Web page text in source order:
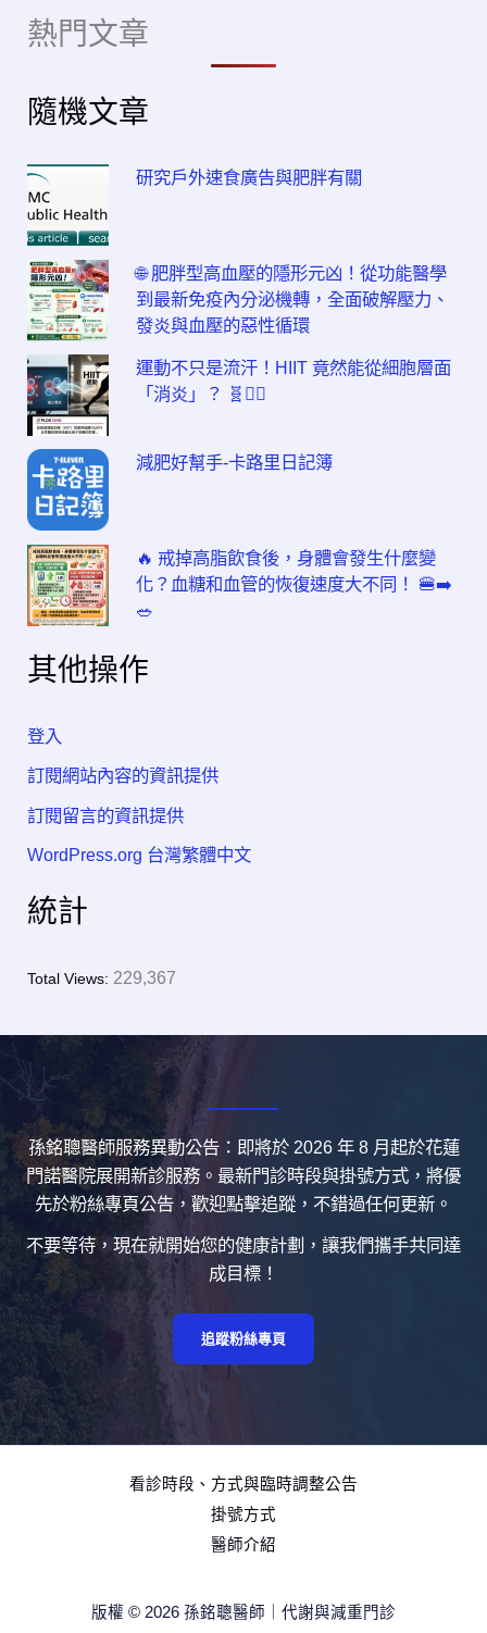
熱門文章
隨機文章
研究戶外速食廣告與肥胖有關
🌐 肥胖型高血壓的隱形元凶！從功能醫學
到最新免疫內分泌機轉，全面破解壓力、
發炎與血壓的惡性循環
運動不只是流汗！HIIT 竟然能從細胞層面
「消炎」？ 🧬🏃‍♂️
減肥好幫手-卡路里日記簿
🔥 戒掉高脂飲食後，身體會發生什麼變
化？血糖和血管的恢復速度大不同！ 🍔➡️
🥗
其他操作
登入
訂閱網站內容的資訊提供
訂閱留言的資訊提供
WordPress.org 台灣繁體中文
統計
Total Views: 229,367
孫銘聰醫師服務異動公告：即將於 2026 年 8 月起於花蓮
門諾醫院展開新診服務。最新門診時段與掛號方式，將優
先於粉絲專頁公告，歡迎點擊追蹤，不錯過任何更新。
不要等待，現在就開始您的健康計劃，讓我們攜手共同達
成目標！
追蹤粉絲專頁
看診時段、方式與臨時調整公告
掛號方式
醫師介紹
版權 © 2026 孫銘聰醫師｜代謝與減重門診